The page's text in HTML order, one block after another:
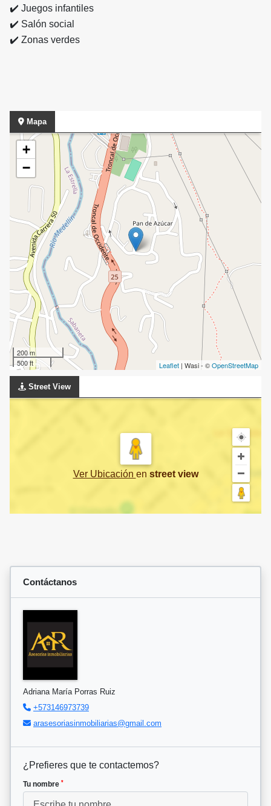
✔️ Juegos infantiles
✔️ Salón social
✔️ Zonas verdes
Mapa
+
−
200 m
500 ft
Leaflet | Wasi - ©OpenStreetMap
Street View
Ver Ubicación en street view
Contáctanos
Adriana María Porras Ruiz
+573146973739
arasesoriasinmobiliarias@gmail.com
¿Prefieres que te contactemos?
Tu nombre *